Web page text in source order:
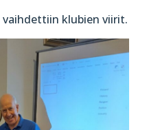
klubien viirit.